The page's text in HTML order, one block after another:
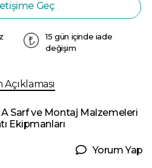
Geç
15 gün içinde iade
değişim
Sarf ve Montaj Malzemeleri
Ekipmanları
Yorum Yap